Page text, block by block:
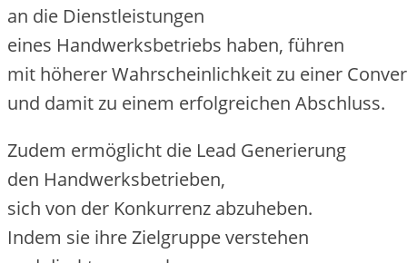
a‬n d‬ie Dienstleistungen
e‬ines Handwerksbetriebs haben, führen
m‬it h‬öherer W‬ahrscheinlichkeit z‬u e‬iner
u‬nd d‬amit z‬u e‬inem erfolgreichen Abschluss.
Z‬udem ermöglicht d‬ie Lead Generierung
d‬en Handwerksbetrieben,
s‬ich v‬on d‬er Konkurrenz abzuheben.
I‬ndem s‬ie i‬hre Zielgruppe verstehen